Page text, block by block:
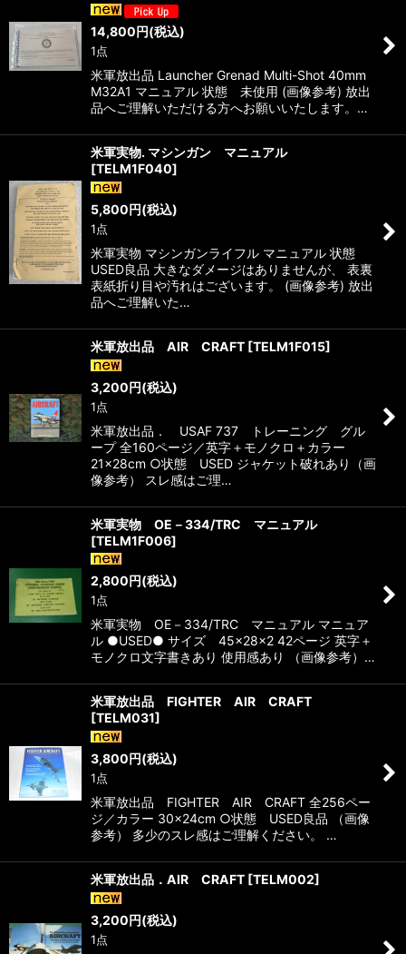
14,800円(税込)
1点
米軍放出品 Launcher Grenad Multi-Shot 40mm
M32A1 マニュアル 状態 未使用 (画像参考) 放出
品へご理解いただける方へお願いいたします。…
米軍実物. マシンガン マニュアル
[TELM1F040]
5,800円(税込)
1点
米軍実物 マシンガンライフル マニュアル 状態
USED良品 大きなダメージはありませんが、 表裏
表紙折り目や汚れはございます。 (画像参考) 放出
品へご理解いた…
米軍放出品 AIR CRAFT [TELM1F015]
3,200円(税込)
1点
米軍放出品． USAF 737 トレーニング グル
ープ 全160ページ／英字＋モノクロ＋カラー
21×28cm ○状態 USED ジャケット破れあり（画
像参考） スレ感はご理…
米軍実物 OE－334/TRC マニュアル
[TELM1F006]
2,800円(税込)
1点
米軍実物 OE－334/TRC マニュアル マニュア
ル ●USED● サイズ 45×28×2 42ページ 英字＋
モノクロ文字書きあり 使用感あり （画像参考）…
米軍放出品 FIGHTER AIR CRAFT
[TELM031]
3,800円(税込)
1点
米軍放出品 FIGHTER AIR CRAFT 全256ペー
ジ／カラー 30×24cm ○状態 USED良品 （画像
参考） 多少のスレ感はご理解ください。 …
米軍放出品．AIR CRAFT [TELM002]
3,200円(税込)
1点